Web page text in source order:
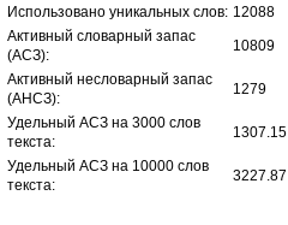
Использовано уникальных слов: 12088
Активный словарный запас
(АСЗ):
10809
Активный несловарный запас
(АНСЗ):
1279
Удельный АСЗ на 3000 слов
текста:
1307.15
Удельный АСЗ на 10000 слов
текста:
3227.87